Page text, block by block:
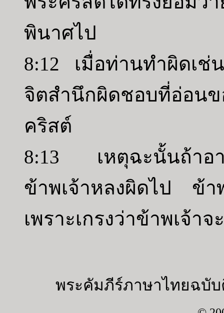
พินาศไป
8:12 เมื่อท่านทำผิดเ
จิตสำนึกผิดชอบที่อ่อน
คริสต์
8:13 เหตุฉะนั้นถ้าอา
ข้าพเจ้าหลงผิดไป ข้า
เพราะเกรงว่าข้าพเจ้า
พระคัมภีร์ภาษาไทยฉบับ